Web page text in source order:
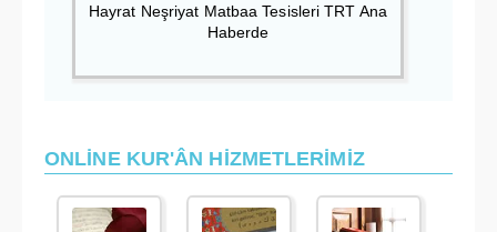
Hayrat Neşriyat Matbaa Tesisleri TRT Ana
Haberde
ONLİNE KUR'ÂN HİZMETLERİMİZ